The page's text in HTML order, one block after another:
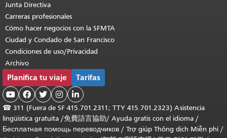
Junta Directiva
Carreras profesionales
Cómo hacer negocios con la SFMTA
Ciudad y Condado de San Francisco
Condiciones de uso/Privacidad
Archivo
Planifica tu viaje Tarifas
    
☎ 311 (Fuera de SF 415.701.2311; TTY 415.701.2323) Asistencia
lingüística gratuita /免費語言協助/ Ayuda gratis con el idioma /
Бесплатная помощь переводчиков / Trợ giúp Thông dịch Miễn phí/